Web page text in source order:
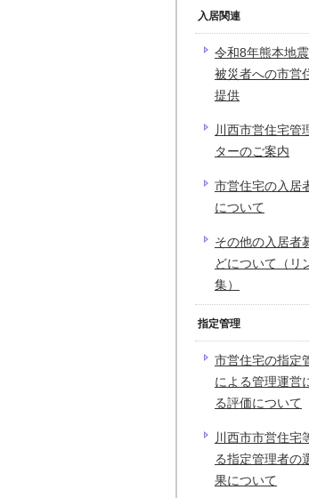
入居関連
令和8年熊本地
被災者への市営
提供
川西市営住宅管
ターのご案内
市営住宅の入居
について
その他の入居者
どについて（リ
集）
指定管理
市営住宅の指定
による管理運営
る評価について
川西市市営住宅
る指定管理者の
果について